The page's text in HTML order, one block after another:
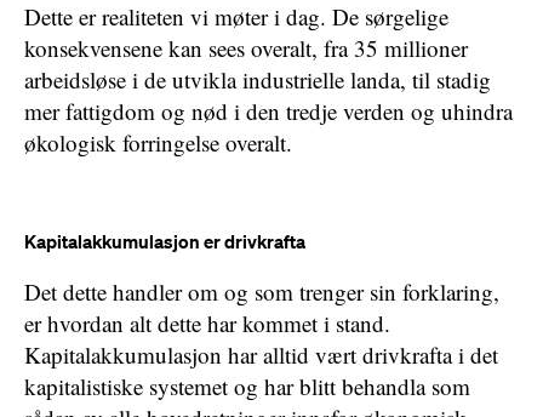
Dette er realiteten vi møter i dag. De sørgelige
konsekvensene kan sees overalt, fra 35 millioner
arbeidsløse i de utvikla industrielle landa, til stadig
mer fattigdom og nød i den tredje verden og uhindra
økologisk forringelse overalt.
Kapitalakkumulasjon er drivkrafta
Det dette handler om og som trenger sin forklaring,
er hvordan alt dette har kommet i stand.
Kapitalakkumulasjon har alltid vært drivkrafta i det
kapitalistiske systemet og har blitt behandla som